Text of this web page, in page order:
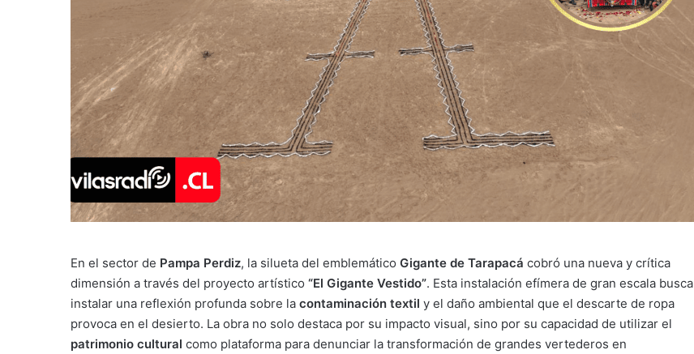
En el sector de Pampa Perdiz, la silueta del emblemático Gigante de Tarapacá cobró una nueva y crítica
dimensión a través del proyecto artístico “El Gigante Vestido”. Esta instalación efímera de gran escala busca
instalar una reflexión profunda sobre la contaminación textil y el daño ambiental que el descarte de ropa
provoca en el desierto. La obra no solo destaca por su impacto visual, sino por su capacidad de utilizar el
patrimonio cultural como plataforma para denunciar la transformación de grandes vertederos en